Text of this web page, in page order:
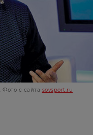
с сайта sovsport.ru